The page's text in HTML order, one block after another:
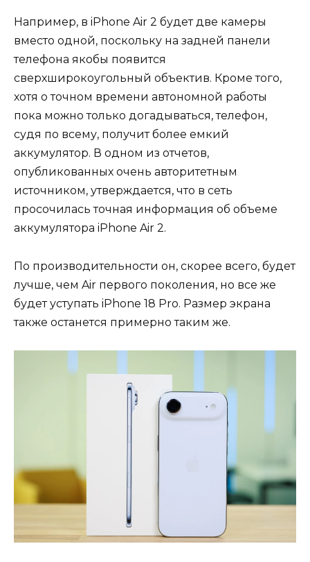
Например, в iPhone Air 2 будет две камеры
вместо одной, поскольку на задней панели
телефона якобы появится
сверхширокоугольный объектив. Кроме того,
хотя о точном времени автономной работы
пока можно только догадываться, телефон,
судя по всему, получит более емкий
аккумулятор. В одном из отчетов,
опубликованных очень авторитетным
источником, утверждается, что в сеть
просочилась точная информация об объеме
аккумулятора iPhone Air 2.
По производительности он, скорее всего, будет
лучше, чем Air первого поколения, но все же
будет уступать iPhone 18 Pro. Размер экрана
также останется примерно таким же.